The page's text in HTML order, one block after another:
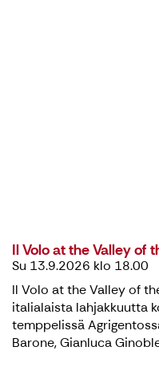
Il Volo at the Valley of
Su 13.9.2026 klo 18.00
Il Volo at the Valley of
italialaista lahjakkuutta
temppelissä
Barone, Gianluca